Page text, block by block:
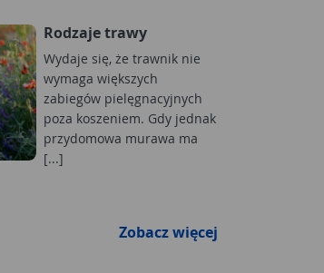
Rodzaje trawy
Wydaje się, że trawnik nie
wymaga większych
zabiegów pielęgnacyjnych
poza koszeniem. Gdy jednak
przydomowa murawa ma
[...]
Zobacz więcej